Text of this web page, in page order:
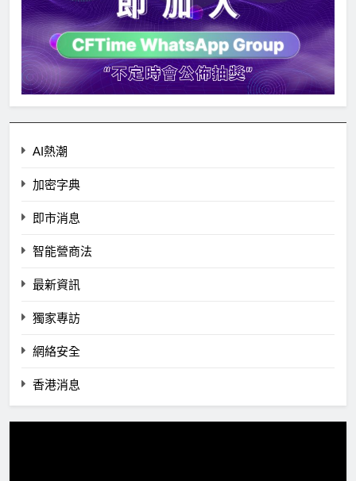
AI熱潮
加密字典
即市消息
智能營商法
最新資訊
獨家專訪
網絡安全
香港消息